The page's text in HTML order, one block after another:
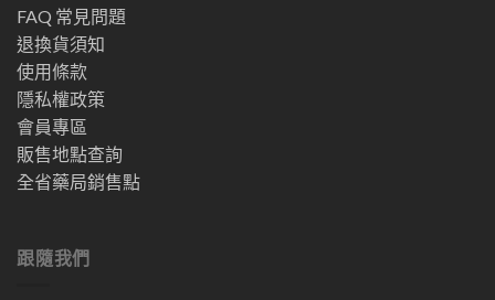
FAQ 常見問題
退換貨須知
使用條款
隱私權政策
會員專區
販售地點查詢
全省藥局銷售點
跟隨我們